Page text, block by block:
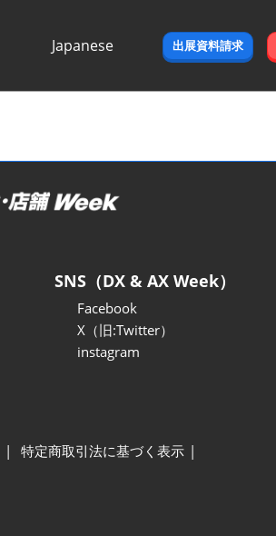
Japanese
出展資料請求
SNS（DX & AX Week）
Facebook
X（旧:Twitter）
instagram
特定商取引法に基づく表示